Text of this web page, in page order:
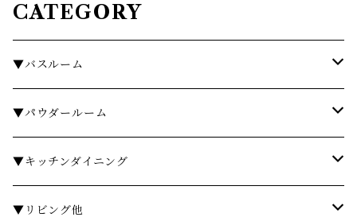
CATEGORY
▼バスルーム
タオル
バスローブ
石鹸・ボディソープ
▼パウダールーム
石鹸・ハンドウォッシュ
ディスペンサー・ソープディッシュ
▼キッチンダイニング
お皿・プレート
▼リビング他